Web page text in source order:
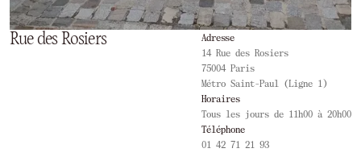
Rue des Rosiers
Adresse
14 Rue des Rosiers
75004 Paris
Métro Saint-Paul (Ligne 1)
Horaires
Tous les jours de 11h00 à 20h00
Téléphone
01 42 71 21 93